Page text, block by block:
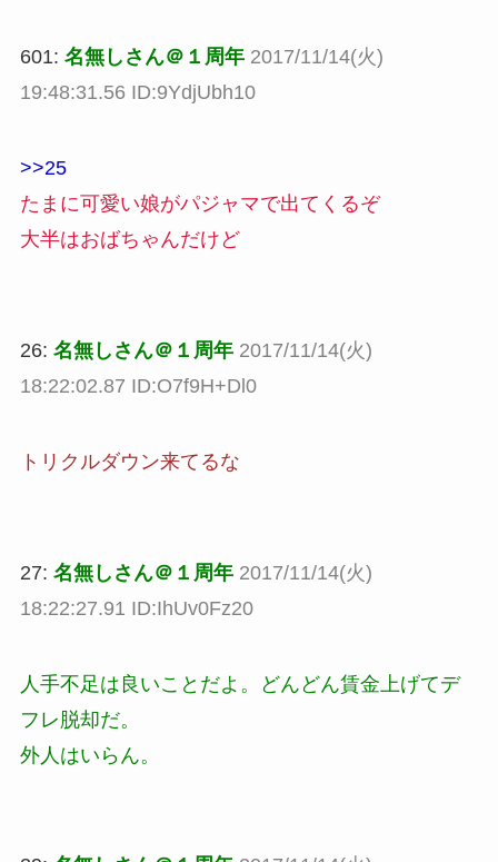
601: 名無しさん＠１周年 2017/11/14(火)
19:48:31.56 ID:9YdjUbh10
>>25
たまに可愛い娘がパジャマで出てくるぞ
大半はおばちゃんだけど
26: 名無しさん＠１周年 2017/11/14(火)
18:22:02.87 ID:O7f9H+Dl0
トリクルダウン来てるな
27: 名無しさん＠１周年 2017/11/14(火)
18:22:27.91 ID:IhUv0Fz20
人手不足は良いことだよ。どんどん賃金上げてデ
フレ脱却だ。
外人はいらん。